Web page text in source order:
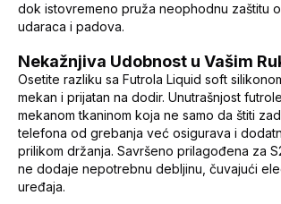
dok istovremeno pruža neophodnu zaštitu
udaraca i padova.
Nekažnjiva Udobnost u Vašim
Osetite razliku sa Futrola Liquid soft
mekan i prijatan na dodir. Unutrašnjost
mekanom tkaninom koja ne samo da štiti
telefona od grebanja već osigurava i
prilikom držanja. Savršeno prilagođena za
ne dodaje nepotrebnu debljinu, čuvajući
uređaja.